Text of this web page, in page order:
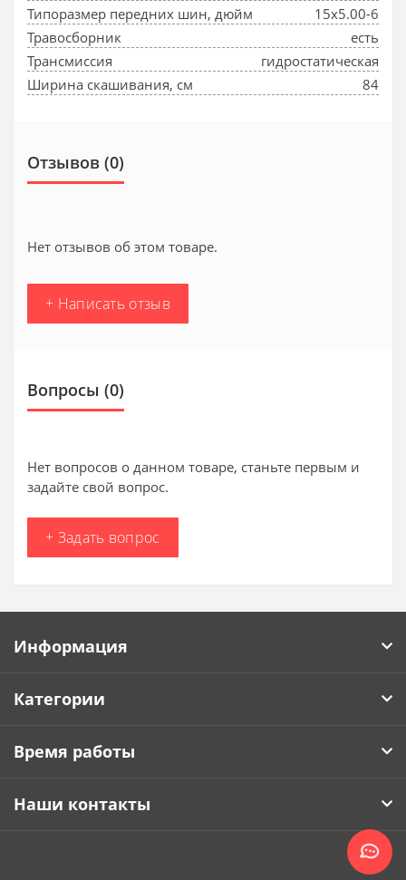
Типоразмер передних шин, дюйм
15х5.00-6
Травосборник
есть
Трансмиссия
гидростатическая
Ширина скашивания, см
84
Отзывов (0)
Нет отзывов об этом товаре.
+ Написать отзыв
Вопросы (0)
Нет вопросов о данном товаре, станьте первым и
задайте свой вопрос.
+ Задать вопрос
Информация
Категории
Время работы
Наши контакты